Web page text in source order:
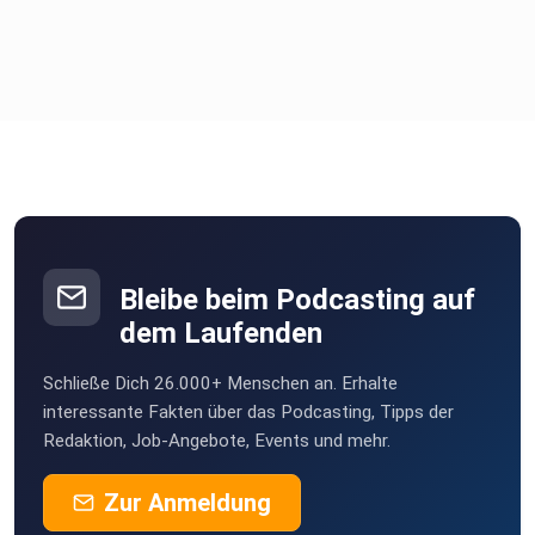
Weshalb Regulierung kein Gegner von Innovation ist,
sondern ihr
24:50 – Rolle von Menschen im System
Bleibe beim Podcasting auf
dem Laufenden
Schließe Dich 26.000+ Menschen an. Erhalte
interessante Fakten über das Podcasting, Tipps der
Redaktion, Job-Angebote, Events und mehr.
Zur Anmeldung